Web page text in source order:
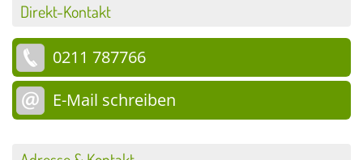
Direkt-Kontakt
0211 787766
E-Mail schreiben